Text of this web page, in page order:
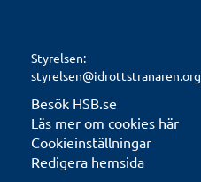
Styrelsen:
styrelsen@idrottstranaren.org
Besök HSB.se
Läs mer om cookies här
Cookieinställningar
Redigera hemsida